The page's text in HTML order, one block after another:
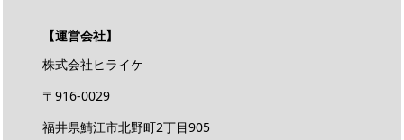
【運営会社】
株式会社ヒライケ
〒916-0029
福井県鯖江市北野町2丁目905